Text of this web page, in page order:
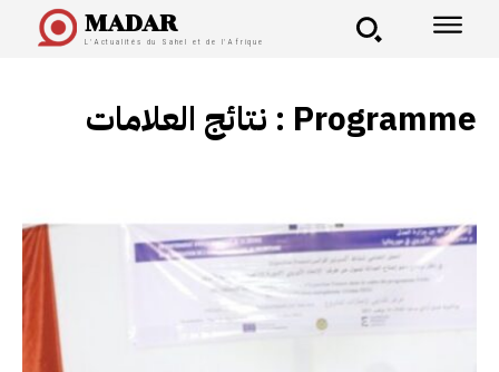
MADAR
L'Actualités du Sahel et de l'Afrique
نتائج العلامات : Programme